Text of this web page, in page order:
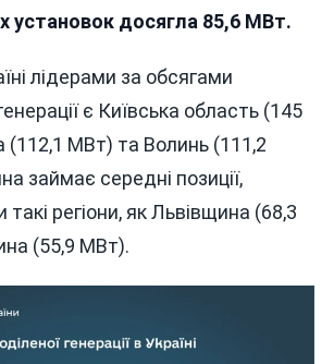
установок досягла 85,6 МВт.
лідерами за обсягами
є Київська область (145
МВт) та Волинь (111,2
займає середні позиції,
регіони, як Львівщина (68,3
(55,9 МВт).